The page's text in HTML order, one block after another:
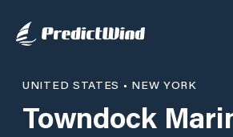
UNITED STATES • NEW YORK
Towndock